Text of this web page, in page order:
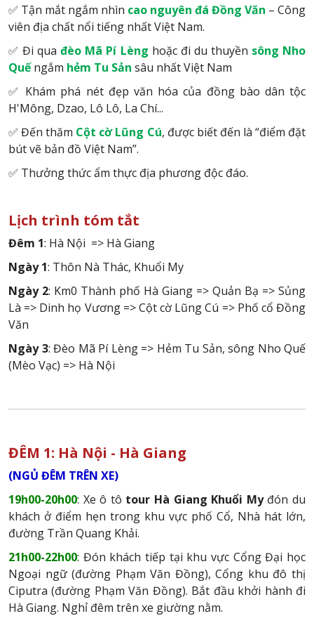
✅ Tận mắt ngắm nhìn cao nguyên đá Đồng Văn – Công
viên địa chất nổi tiếng nhất Việt Nam.
✅ Đi quađèo Mã Pí Lèng hoặc đi du thuyền sông Nho
Quếngắm hẻm Tu Sản sâu nhất Việt Nam
✅ Khám phá nét đẹp văn hóa của đồng bào dân tộc
H'Mông, Dzao, Lô Lô, La Chí...
✅ Đến thăm Cột cờ Lũng Cú, được biết đến là “điểm đặt
bút vẽ bản đồ Việt Nam”.
✅ Thưởng thức ẩm thực địa phương độc đáo.
Lịch trình tóm tắt
Đêm 1: Hà Nội => Hà Giang
Ngày 1: Thôn Nà Thác, Khuổi My
Ngày 2: Km0 Thành phố Hà Giang => Quản Bạ => Sủng
Là => Dinh họ Vương => Cột cờ Lũng Cú => Phố cổ Đồng
Văn
Ngày 3: Đèo Mã Pí Lèng => Hẻm Tu Sản, sông Nho Quế
(Mèo Vạc) => Hà Nội
ĐÊM 1: Hà Nội - Hà Giang
(NGỦ ĐÊM TRÊN XE)
19h00-20h00: Xe ô tô tour Hà Giang Khuổi Myđón du
khách ở điểm hẹn trong khu vực phố Cổ, Nhà hát lớn,
đường Trần Quang Khải.
21h00-22h00: Đón khách tiếp tại khu vực Cổng Đại học
Ngoại ngữ (đường Phạm Văn Đồng), Cổng khu đô thị
Ciputra (đường Phạm Văn Đồng). Bắt đầu khởi hành đi
Hà Giang. Nghỉ đêm trên xe giường nằm.